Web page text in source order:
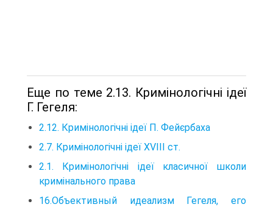
Еще по теме 2.13. Кримінологічні ідеї
Г. Гегеля:
2.12. Кримінологічні ідеї П. Фейєрбаха
2.7. Кримінологічні ідеї XVIII ст.
2.1. Кримінологічні ідеї класичної школи
кримінального права
16.Объективный идеализм Гегеля, его